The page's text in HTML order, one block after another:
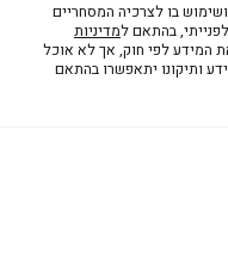
בו לצרכיה המסחריים
בהתאם למדיניות
המידע לפי חוק, אך לא אוכל
ותיקונו יתאפשרו בהתאם